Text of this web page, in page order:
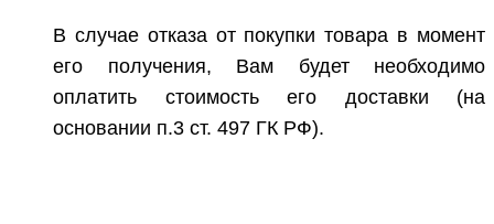
В случае отказа от покупки товара в момент
его получения, Вам будет необходимо
оплатить стоимость его доставки (на
основании п.3 ст. 497 ГК РФ).